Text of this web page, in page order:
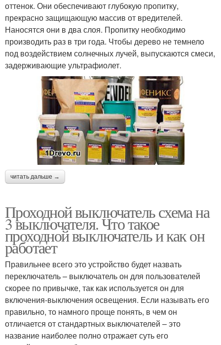
оттенок. Они обеспечивают глубокую пропитку,
прекрасно защищающую массив от вредителей.
Наносятся они в два слоя. Пропитку необходимо
производить раз в три года. Чтобы дерево не темнело
под воздействием солнечных лучей, выпускаются смеси,
задерживающие ультрафиолет.
читать дальше →
Проходной выключатель схема на
3 выключателя. Что такое
проходной выключатель и как он
работает
Правильнее всего это устройство будет назвать
переключатель – выключатель он для пользователей
скорее по привычке, так как используется он для
включения-выключения освещения. Если называть его
правильно, то намного проще понять, в чем он
отличается от стандартных выключателей – это
название наиболее полно отражает суть его